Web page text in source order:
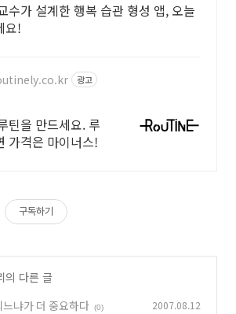
수가 설계한 행복 습관 형성 앱, 오늘
요!
광고
틴을 만드세요. 루
가격은 마이너스!
구독하기
의 다른 글
냐가 더 중요하다 (0) 2007.08.12